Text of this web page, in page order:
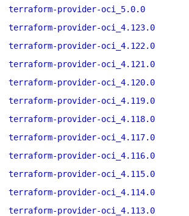
terraform-provider-oci_5.0.0
terraform-provider-oci_4.123.0
terraform-provider-oci_4.122.0
terraform-provider-oci_4.121.0
terraform-provider-oci_4.120.0
terraform-provider-oci_4.119.0
terraform-provider-oci_4.118.0
terraform-provider-oci_4.117.0
terraform-provider-oci_4.116.0
terraform-provider-oci_4.115.0
terraform-provider-oci_4.114.0
terraform-provider-oci_4.113.0